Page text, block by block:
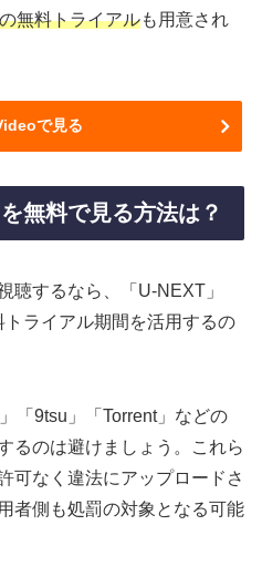
無料トライアルも用意され
で見る
無料で見る方法は？
聴するなら、「U-NEXT」
トライアル期間を活用するの
「9tsu」「Torrent」などの
るのは避けましょう。これら
可なく違法にアップロードさ
者側も処罰の対象となる可能